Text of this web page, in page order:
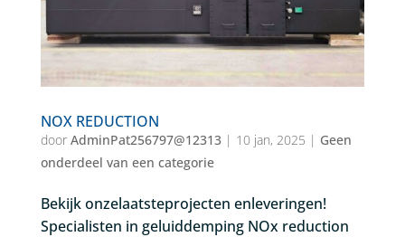
NOX REDUCTION
door AdminPat256797@12313| 10 jan, 2025 | Geen
onderdeel van een categorie
Bekijk onzelaatsteprojecten enleveringen!
Specialisten in geluiddemping NOx reduction